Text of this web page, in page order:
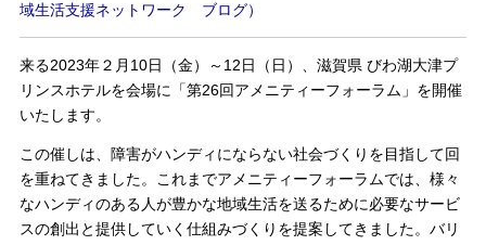
域生活支援ネットワーク ブログ）
来る2023年２月10日（金）～12日（日）、滋賀県 びわ湖大津プ
リンスホテルを会場に「第26回アメニティーフォーラム」を開催
いたします。
この催しは、障害がハンディにならない社会づくりを目指して回
を重ねてきました。これまでアメニティーフォーラムでは、様々
なハンディのある人が豊かな地域生活を送るために必要なサービ
スの創出と提供していく仕組みづくりを提案してきました。バリ